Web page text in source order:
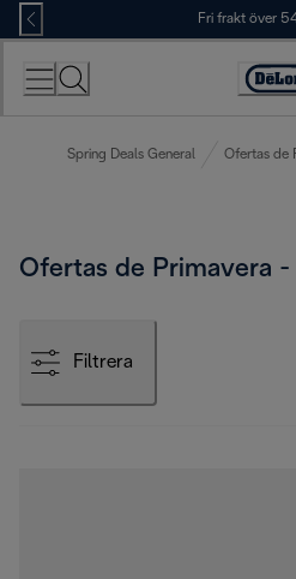
Skip
to
Content
Fri frakt över
Spring Deals General Ofertas de
Ofertas de Primavera
Filtrera